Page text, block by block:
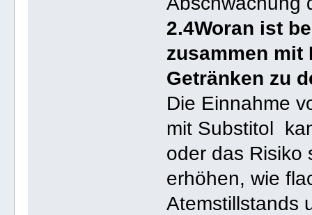
2.4Woran ist
zusammen mit
Getränken zu
Die Einnahme
mit Substitol
oder das Risiko
erhöhen, wie
Atemstillstands